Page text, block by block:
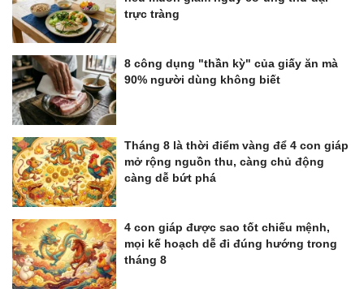
trực tràng
8 công dụng "thần kỳ" của giấy ăn mà
90% người dùng không biết
Tháng 8 là thời điểm vàng để 4 con giáp
mở rộng nguồn thu, càng chủ động
càng dễ bứt phá
4 con giáp được sao tốt chiếu mệnh,
mọi kế hoạch dễ đi đúng hướng trong
tháng 8